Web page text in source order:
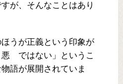
が、そんなことはあり
うが正義という印象が
悪 ではない」というこ
語が展開されていま